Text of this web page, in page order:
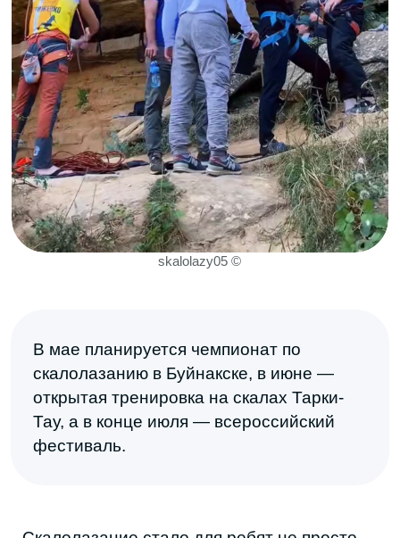
Длинная береговая линия Каспийского
моря, стабильные ветра и большое
количество удобных пляжей — идеальные
природные условия для развития водных
видов спорта в Дагестане. При этом
кайтсерфинг, виндсерфинг и яхтинг только
начинают набирать обороты.
Летом в море можно заметить ребят на
досках с воздушными змеями. Их немного,
и со стороны кажется, будто каждый
катается сам по себе.
«Оазис», где проходят тренировки и
соревнования. Параллельно есть и
локальное сообщество — те, кто катается
круглый год, независимо от сезона.
Абдулла Магомедов — изначально